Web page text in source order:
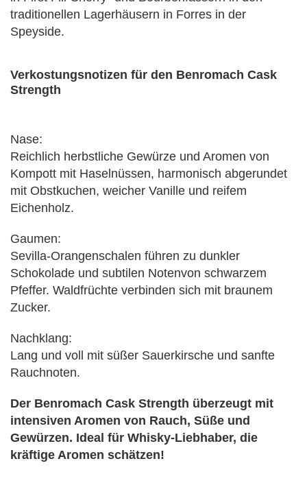
traditionellen Lagerhäusern in Forres in der
Speyside.
Verkostungsnotizen für den Benromach Cask
Strength
Nase:
Reichlich herbstliche Gewürze und Aromen von
Kompott mit Haselnüssen, harmonisch abgerundet
mit Obstkuchen, weicher Vanille und reifem
Eichenholz.
Gaumen:
Sevilla-Orangenschalen führen zu dunkler
Schokolade und subtilen Notenvon schwarzem
Pfeffer. Waldfrüchte verbinden sich mit braunem
Zucker.
Nachklang:
Lang und voll mit süßer Sauerkirsche und sanfte
Rauchnoten.
Der Benromach Cask Strength überzeugt mit
intensiven Aromen von Rauch, Süße und
Gewürzen. Ideal für Whisky-Liebhaber, die
kräftige Aromen schätzen!